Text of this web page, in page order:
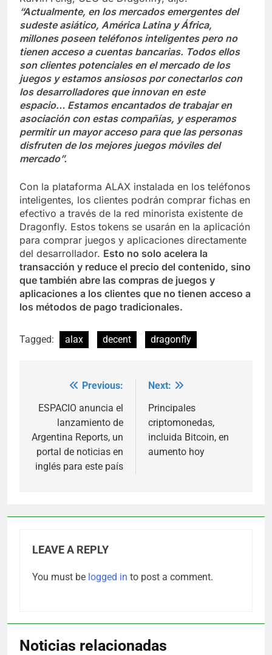
“Actualmente, en los mercados emergentes del
sudeste asiático, América Latina y África,
millones poseen teléfonos inteligentes pero no
tienen acceso a cuentas bancarias. Todos ellos
son clientes potenciales en el mercado de los
juegos y estamos ansiosos por conectarlos con
los desarrolladores que innovan en este
espacio… Estamos encantados de trabajar en
asociación con estas compañías, y esperamos
permitir un mayor acceso para que las personas
disfruten de los mejores juegos móviles del
mercado”.
Con la plataforma ALAX instalada en los teléfonos
inteligentes, los clientes podrán comprar fichas en
efectivo a través de la red minorista existente de
Dragonfly. Estos tokens se usarán en la aplicación
para comprar juegos y aplicaciones directamente
del desarrollador. Esto no solo acelera la
transacción y reduce el precio del contenido, sino
que también abre las compras de juegos y
aplicaciones a los clientes que no tienen acceso a
los métodos de pago tradicionales.
Tagged: alax decent dragonfly
navigation
Previous:
ESPACIO anuncia el
lanzamiento de
Argentina Reports, un
portal de noticias en
inglés para este país
Next:
Principales
criptomonedas,
incluida Bitcoin, en
aumento hoy
LEAVE A REPLY
You must be logged in to post a comment.
Noticias relacionadas